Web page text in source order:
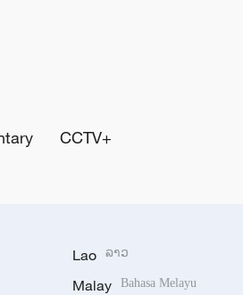
CCTV+
Lao ລາວ
Malay Bahasa Melayu